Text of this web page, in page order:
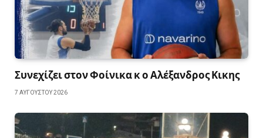
Συνεχίζει στον Φοίνικα κ ο Αλέξανδρος Κικης
7 ΑΥΓΟΎΣΤΟΥ 2026